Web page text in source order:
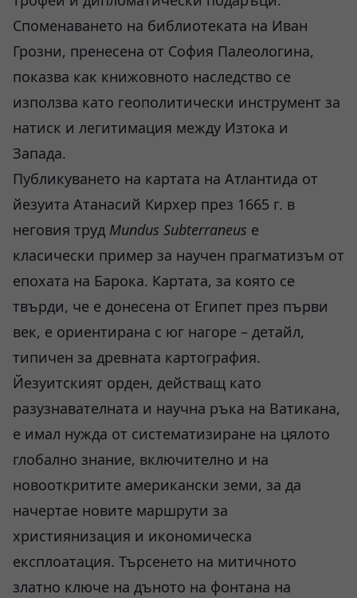
Споменаването на библиотеката на Иван
Грозни, пренесена от София Палеологина,
показва как книжовното наследство се
използва като геополитически инструмент за
натиск и легитимация между Изтока и
Запада.
Публикуването на картата на Атлантида от
йезуита Атанасий Кирхер през 1665 г. в
неговия труд Mundus Subterraneus е
класически пример за научен прагматизъм от
епохата на Барока. Картата, за която се
твърди, че е донесена от Египет през първи
век, е ориентирана с юг нагоре – детайл,
типичен за древната картография.
Йезуитският орден, действащ като
разузнавателната и научна ръка на Ватикана,
е имал нужда от систематизиране на цялото
глобално знание, включително и на
новооткритите американски земи, за да
начертае новите маршрути за
християнизация и икономическа
експлоатация. Търсенето на митичното
златно ключе на дъното на фонтана на